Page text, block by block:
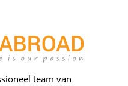
team van